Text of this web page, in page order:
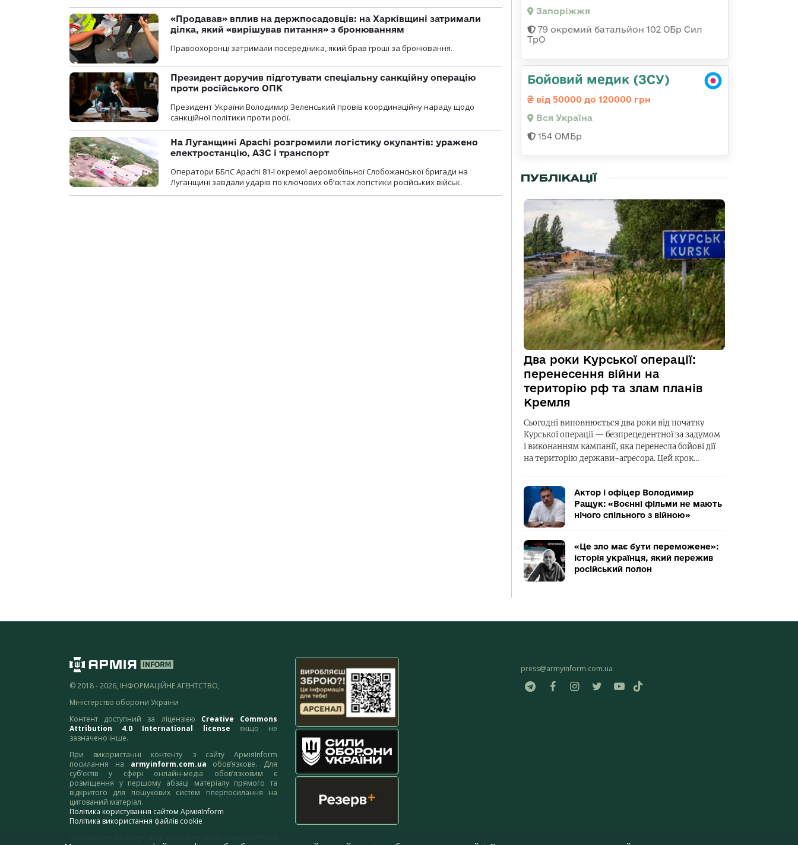
«Продавав» вплив на держпосадовців: на Харківщині затримали
ділка, який «вирішував питання» з бронюванням
Правоохоронці затримали посередника, який брав гроші за бронювання.
Президент доручив підготувати спеціальну санкційну операцію
проти російського ОПК
Президент України Володимир Зеленський провів координаційну нараду щодо
санкційної політики проти росії.
На Луганщині Apachi розгромили логістику окупантів: уражено
електростанцію, АЗС і транспорт
Оператори ББпС Apachi 81-ї окремої аеромобільної Слобожанської бригади на
Луганщині завдали ударів по ключових об’єктах логістики російських військ.
Запоріжжя
79 окремий батальйон 102 ОБр Сил
ТрО
Бойовий медик (ЗСУ)
від 50000 до 120000 грн
Вся Україна
154 ОМБр
ПУБЛІКАЦІЇ
Два роки Курської операції:
перенесення війни на
територію рф та злам планів
Кремля
Сьогодні виповнюється два роки від початку
Курської операції — безпрецедентної за задумом
і виконанням кампанії, яка перенесла бойові дії
на територію держави-агресора. Цей крок…
Актор і офіцер Володимир
Ращук: «Воєнні фільми не мають
нічого спільного з війною»
«Це зло має бути переможене»:
історія українця, який пережив
російський полон
© 2018 - 2026, ІНФОРМАЦІЙНЕ АГЕНТСТВО,
Міністерство оборони України
Контент доступний за ліцензією Creative Commons
Attribution 4.0 International license якщо не
зазначено інше.
При використанні контенту з сайту АрміяInform
посилання на armyinform.com.ua обов’язкове. Для
суб’єктів у сфері онлайн-медіа обов’язковим є
розміщення у першому абзаці матеріалу прямого та
відкритого для пошукових систем гіперпосилання на
цитований матеріал.
Політика користування сайтом АрміяInform
Політика використання файлів cookie
press@armyinform.com.ua